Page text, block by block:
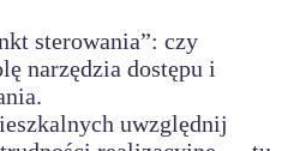
sterowania”: czy
narzędzia dostępu i
uwzględnij